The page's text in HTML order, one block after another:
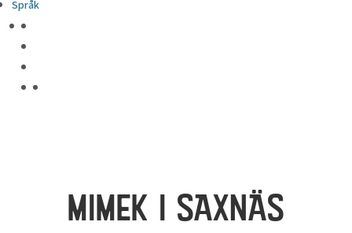
Språk
MIMEK I SAXNÄS